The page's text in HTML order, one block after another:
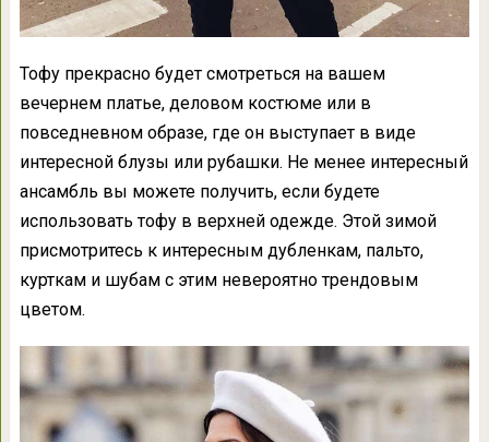
Тофу прекрасно будет смотреться на вашем
вечернем платье, деловом костюме или в
повседневном образе, где он выступает в виде
интересной блузы или рубашки. Не менее интересный
ансамбль вы можете получить, если будете
использовать тофу в верхней одежде. Этой зимой
присмотритесь к интересным дубленкам, пальто,
курткам и шубам с этим невероятно трендовым
цветом.